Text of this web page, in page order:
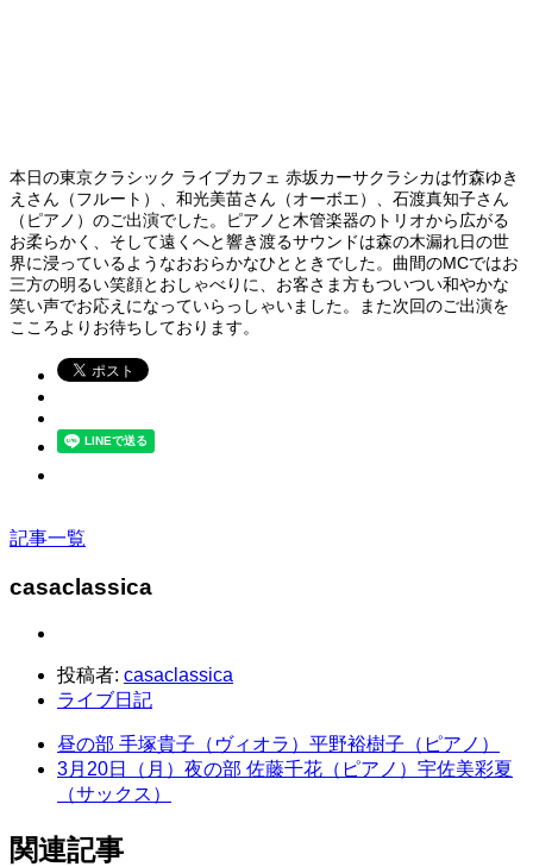
本日の東京クラシック ライブカフェ 赤坂カーサクラシカは竹森ゆき
えさん（フルート）、和光美苗さん（オーボエ）、石渡真知子さん
（ピアノ）のご出演でした。ピアノと木管楽器のトリオから広がる
お柔らかく、そして遠くへと響き渡るサウンドは森の木漏れ日の世
界に浸っているようなおおらかなひとときでした。曲間のMCではお
三方の明るい笑顔とおしゃべりに、お客さま方もついつい和やかな
笑い声でお応えになっていらっしゃいました。また次回のご出演を
こころよりお待ちしております。
記事一覧
casaclassica
投稿者: casaclassica
ライブ日記
昼の部 手塚貴子（ヴィオラ）平野裕樹子（ピアノ）
3月20日（月）夜の部 佐藤千花（ピアノ）宇佐美彩夏
（サックス）
関連記事